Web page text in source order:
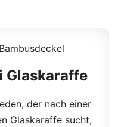
Glaskaraffe
der nach einer
Glaskaraffe sucht,